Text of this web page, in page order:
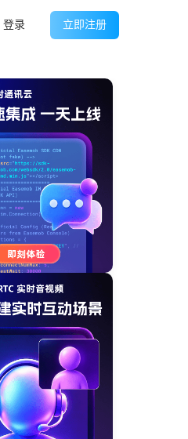
登录 立即注册